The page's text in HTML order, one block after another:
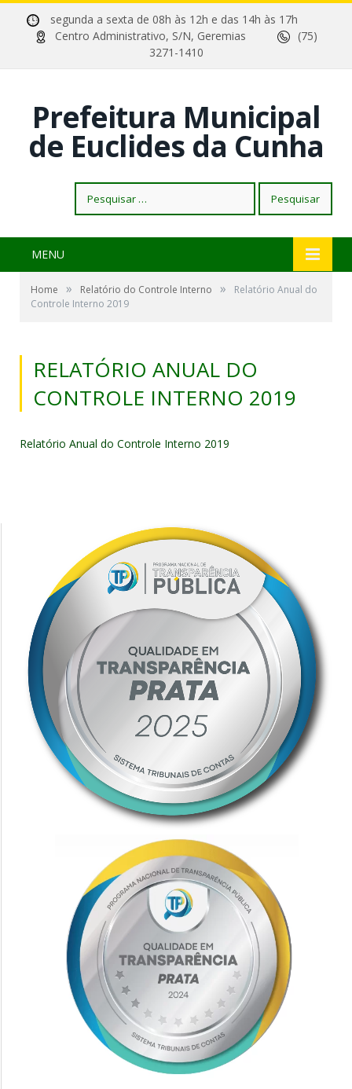
segunda a sexta de 08h às 12h e das 14h às 17h
Centro Administrativo, S/N, Geremias
(75)
3271-1410
Prefeitura Municipal
de Euclides da Cunha
por:
MENU
Home » Relatório do Controle Interno »
Relatório Anual do
Controle Interno 2019
RELATÓRIO ANUAL DO
CONTROLE INTERNO 2019
Relatório Anual do Controle Interno 2019